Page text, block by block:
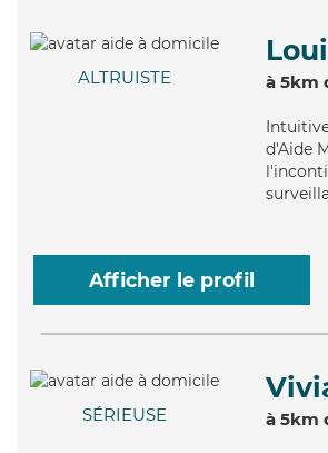
ALTRUISTE à 5km
d'Aide
Afficher le profil
SÉRIEUSE à 5km